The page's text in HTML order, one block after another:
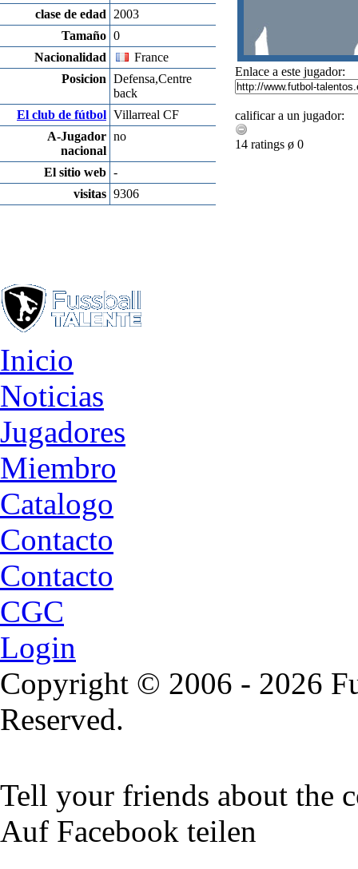
clase de edad
2003
Tamaño 0
Nacionalidad
France
Posicion Defensa,Centre
back
El club de fútbol Villarreal CF
A-Jugador
nacional
no
El sitio web -
visitas 9306
Enlace a este jugador:
calificar a un jugador:
14 ratings ø 0
Inicio
Noticias
Jugadores
Miembro
Catalogo
Contacto
Contacto
CGC
Login
Copyright © 2006 - 2026
Reserved.
Tell your friends about the
Auf Facebook teilen